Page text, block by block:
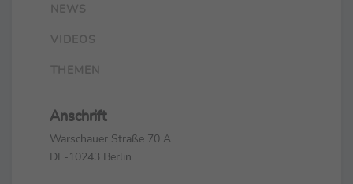
NEWS
VIDEOS
THEMEN
Anschrift
Warschauer Straße 70 A
DE-10243 Berlin